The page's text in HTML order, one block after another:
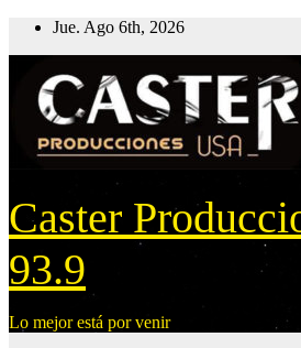
Jue. Ago 6th, 2026
Caster
93.9
Lo mejor está por venir